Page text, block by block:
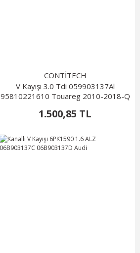
CONTİTECH
V Kayışı 3.0 Tdi 059903137Al
95810221610 Touareg 2010-2018-Q
1.500,85 TL